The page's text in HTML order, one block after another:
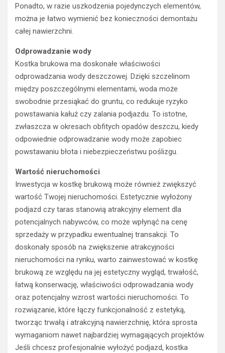
Ponadto, w razie uszkodzenia pojedynczych elementów,
można je łatwo wymienić bez konieczności demontażu
całej nawierzchni.
Odprowadzanie wody
Kostka brukowa ma doskonałe właściwości
odprowadzania wody deszczowej. Dzięki szczelinom
między poszczególnymi elementami, woda może
swobodnie przesiąkać do gruntu, co redukuje ryzyko
powstawania kałuż czy zalania podjazdu. To istotne,
zwłaszcza w okresach obfitych opadów deszczu, kiedy
odpowiednie odprowadzanie wody może zapobiec
powstawaniu błota i niebezpieczeństwu poślizgu.
Wartość nieruchomości
Inwestycja w kostkę brukową może również zwiększyć
wartość Twojej nieruchomości. Estetycznie wyłożony
podjazd czy taras stanowią atrakcyjny element dla
potencjalnych nabywców, co może wpłynąć na cenę
sprzedaży w przypadku ewentualnej transakcji. To
doskonały sposób na zwiększenie atrakcyjności
nieruchomości na rynku, warto zainwestować w kostkę
brukową ze względu na jej estetyczny wygląd, trwałość,
łatwą konserwację, właściwości odprowadzania wody
oraz potencjalny wzrost wartości nieruchomości. To
rozwiązanie, które łączy funkcjonalność z estetyką,
tworząc trwałą i atrakcyjną nawierzchnię, która sprosta
wymaganiom nawet najbardziej wymagających projektów.
Jeśli chcesz profesjonalnie wyłożyć podjazd, kostka